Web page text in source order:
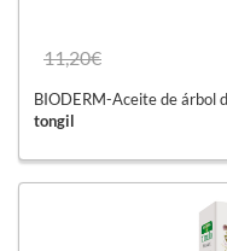
11,20€
BIODERM-Aceite de árbol
tongil